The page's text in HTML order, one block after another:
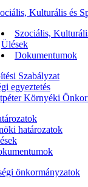
Kulturális és
Szociális,
Ülések
Dokumentumok
Szabályzat
egyeztetés
Környéki
határozatok
önkormányzatok